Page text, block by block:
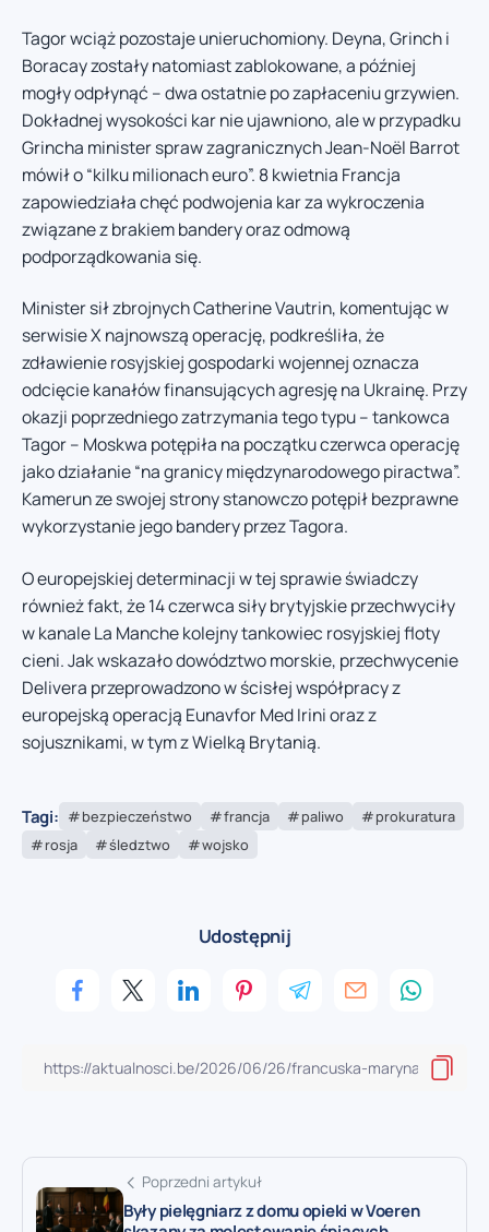
Tagor wciąż pozostaje unieruchomiony. Deyna, Grinch i
Boracay zostały natomiast zablokowane, a później
mogły odpłynąć – dwa ostatnie po zapłaceniu grzywien.
Dokładnej wysokości kar nie ujawniono, ale w przypadku
Grincha minister spraw zagranicznych Jean-Noël Barrot
mówił o “kilku milionach euro”. 8 kwietnia Francja
zapowiedziała chęć podwojenia kar za wykroczenia
związane z brakiem bandery oraz odmową
podporządkowania się.
Minister sił zbrojnych Catherine Vautrin, komentując w
serwisie X najnowszą operację, podkreśliła, że
zdławienie rosyjskiej gospodarki wojennej oznacza
odcięcie kanałów finansujących agresję na Ukrainę. Przy
okazji poprzedniego zatrzymania tego typu – tankowca
Tagor – Moskwa potępiła na początku czerwca operację
jako działanie “na granicy międzynarodowego piractwa”.
Kamerun ze swojej strony stanowczo potępił bezprawne
wykorzystanie jego bandery przez Tagora.
O europejskiej determinacji w tej sprawie świadczy
również fakt, że 14 czerwca siły brytyjskie przechwyciły
w kanale La Manche kolejny tankowiec rosyjskiej floty
cieni. Jak wskazało dowództwo morskie, przechwycenie
Delivera przeprowadzono w ścisłej współpracy z
europejską operacją Eunavfor Med Irini oraz z
sojusznikami, w tym z Wielką Brytanią.
Tagi: bezpieczeństwo francja paliwo
prokuratura
rosja
śledztwo wojsko
Udostępnij
Poprzedni artykuł
Były pielęgniarz z domu opieki w Voeren